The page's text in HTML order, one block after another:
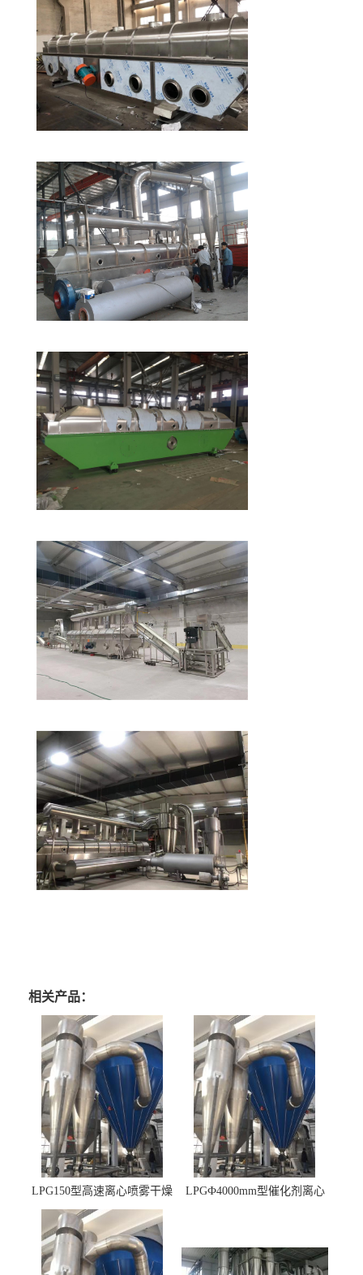
相关产品：
LPG150型高速离心喷雾干燥
机 φ2.85m
LPGФ4000mm型催化剂离心